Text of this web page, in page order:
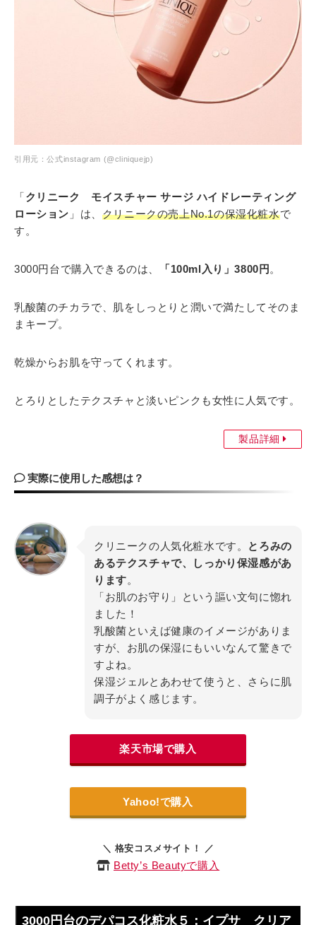
引用元：公式instagram (@cliniquejp)
「クリニーク モイスチャー サージ ハイドレーティング
ローション 」は、 クリニークの売上No.1の保湿化粧水で
す。
3000円台で購入できるのは、 「100ml入り」3800円 。
乳酸菌のチカラで、肌をしっとりと潤いで満たしてそのま
まキープ。
乾燥からお肌を守ってくれます。
とろりとしたテクスチャと淡いピンクも女性に人気です。
製品詳細
実際に使用した感想は？
クリニークの人気化粧水です。 とろみの
あるテクスチャで、しっかり保湿感があ
ります。
「お肌のお守り」という謳い文句に惚れ
ました！
乳酸菌といえば健康のイメージがありま
すが、お肌の保湿にもいいなんて驚きで
すよね。
保湿ジェルとあわせて使うと、さらに肌
調子がよく感じます。
楽天市場で購入
Yahoo!で購入
＼ 格安コスメサイト！ ／
Betty’s Beautyで購入
3000円台のデパコス化粧水５：イプサ クリア